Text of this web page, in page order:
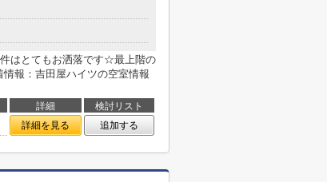
はとてもお洒落です☆最上階の
報：吉田屋ハイツの空室情報
詳細
検討リスト
詳細を見る 追加する